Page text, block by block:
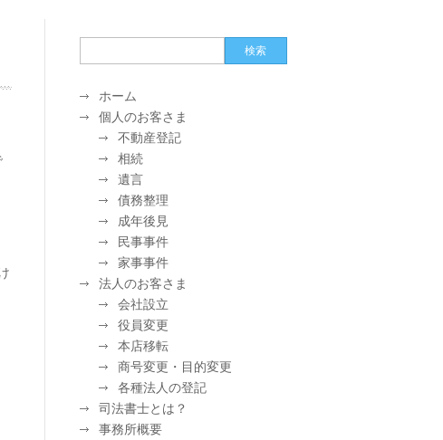
ホーム
個人のお客さま
不動産登記
相続
遺言
債務整理
成年後見
民事事件
家事事件
法人のお客さま
会社設立
役員変更
本店移転
商号変更・目的変更
各種法人の登記
司法書士とは？
事務所概要